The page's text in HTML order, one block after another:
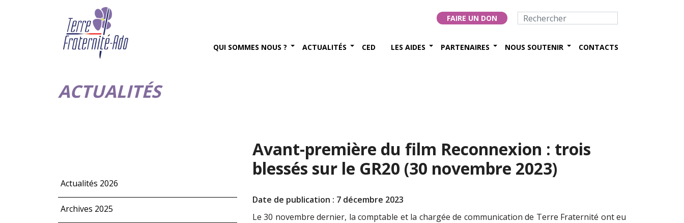
FAIRE UN DON
QUI SOMMES NOUS ? ACTUALITÉS CED LES AIDES PARTENAIRES NOUS SOUTENIR CONTACTS
ACTUALITÉS
Actualités 2026
Archives 2025
Avant-première du film Reconnexion : trois
blessés sur le GR20 (30 novembre 2023)
Date de publication : 7 décembre 2023
Le 30 novembre dernier, la comptable et la chargée de communication de Terre Fraternité ont eu